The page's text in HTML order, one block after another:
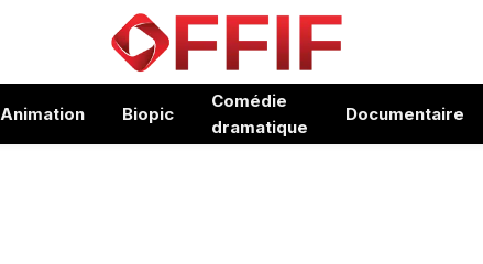
Animation Biopic
Comédie
dramatique
Documentaire